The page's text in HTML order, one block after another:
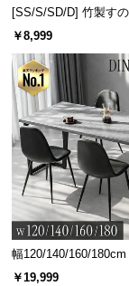
[SS/S/SD/D] 竹製す
￥8,999
幅120/140/160/
レーム ダイニング 大
￥19,999